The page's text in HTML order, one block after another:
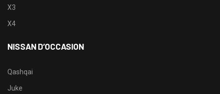
X3
X4
NISSAN D’OCCASION
Qashqai
Juke